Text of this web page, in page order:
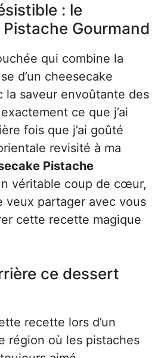
: le
Gourmand
qui combine la
d’un cheesecake
la saveur envoûtante des
ce que j’ai
fois que j’ai goûté
revisité à ma
Pistache
véritable coup de cœur,
veux partager avec vous
cette recette magique
ce dessert
recette lors d’un
région où les pistaches